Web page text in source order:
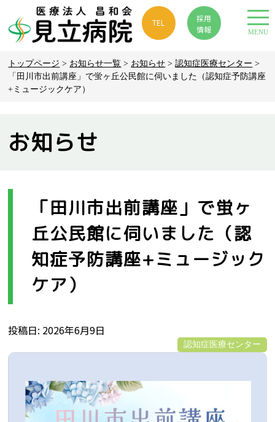
TEL
採用
情報
MENU
トップページ > お知らせ一覧 > お知らせ >認知症医療センター >
「田川市出前講座」で蛍ヶ丘公民館に伺いました（認知症予防講座
+ミュージックケア）
お知らせ
「田川市出前講座」で蛍ヶ
丘公民館に伺いました（認
知症予防講座+ミュージック
ケア）
投稿日 2026年6月9日
認知症医療センター